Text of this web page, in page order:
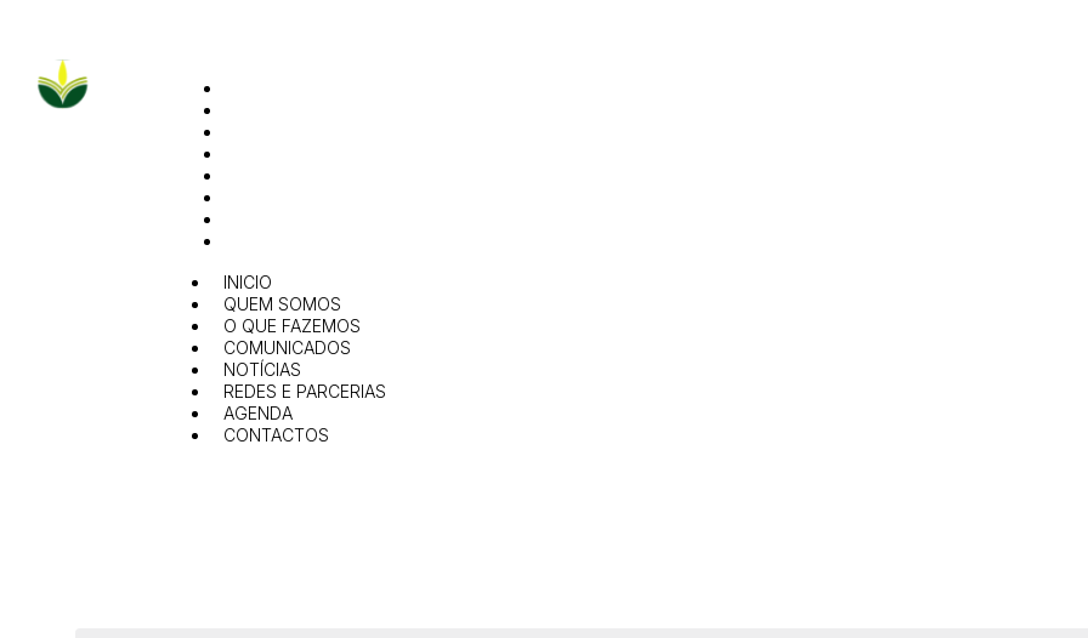
INICIO
QUEM SOMOS
O QUE FAZEMOS
COMUNICADOS
NOTÍCIAS
REDES E PARCERIAS
AGENDA
CONTACTOS